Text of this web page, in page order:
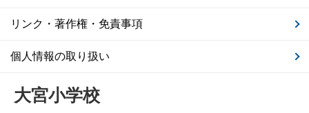
リンク・著作権・免責事項
個人情報の取り扱い
大宮小学校